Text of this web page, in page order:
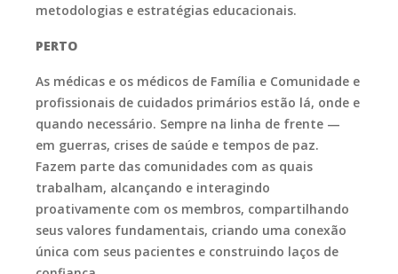
metodologias e estratégias educacionais.
PERTO
As médicas e os médicos de Família e Comunidade e
profissionais de cuidados primários estão lá, onde e
quando necessário. Sempre na linha de frente —
em guerras, crises de saúde e tempos de paz.
Fazem parte das comunidades com as quais
trabalham, alcançando e interagindo
proativamente com os membros, compartilhando
seus valores fundamentais, criando uma conexão
única com seus pacientes e construindo laços de